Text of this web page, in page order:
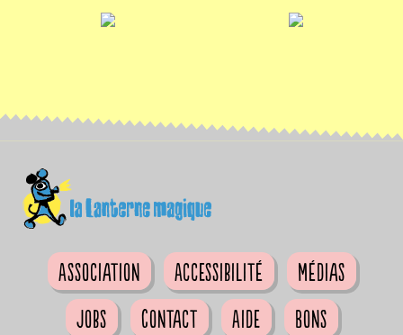
Association Accessibilité
Médias
Jobs
Contact Aide
Bons